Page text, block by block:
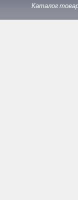
Каталог